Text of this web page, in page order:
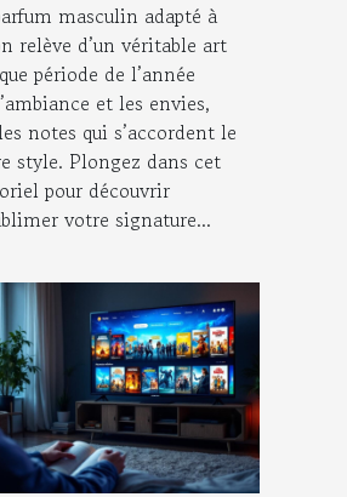
masculin adapté à
relève d’un véritable art
période de l’année
et les envies,
notes qui s’accordent le
style. Plongez dans cet
pour découvrir
votre signature...